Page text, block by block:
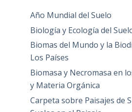
Año Mundial del Suelo
Biología y Ecología del
Biomas del Mundo y la
Los Países
Biomasa y Necromasa en
y Materia Orgánica
Carpeta sobre Paisajes de